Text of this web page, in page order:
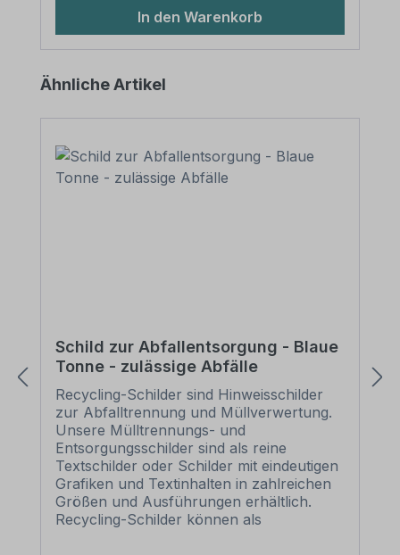
In den Warenkorb
Produktgalerie überspringen
Ähnliche Artikel
Schild zur Abfallentsorgung - Blaue
Tonne - zulässige Abfälle
Recycling-Schilder sind Hinweisschilder
zur Abfalltrennung und Müllverwertung.
Unsere Mülltrennungs- und
Entsorgungsschilder sind als reine
Textschilder oder Schilder mit eindeutigen
Grafiken und Textinhalten in zahlreichen
Größen und Ausführungen erhältlich.
Recycling-Schilder können als